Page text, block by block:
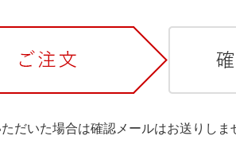
だいた場合は確認メールはお送りしま